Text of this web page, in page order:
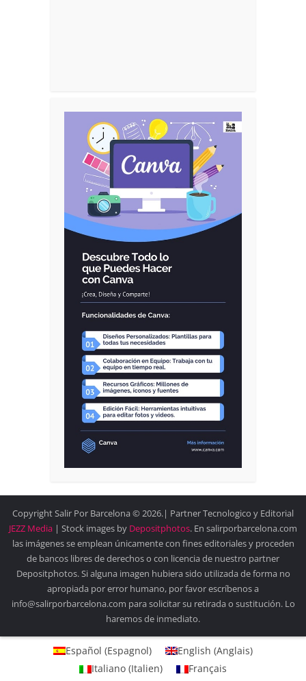
Copyright Salir Por Barcelona © 2026.| Partner Tecnologico y Editorial
JEZZ Media | Stock images by Depositphotos. En salirporbarcelona.com
las imágenes se emplean únicamente con fines editoriales y proceden
de bancos libres de derechos o con licencia de nuestro partner
Depositphotos. Si alguna imagen hubiera sido utilizada de forma no
apropiada por error humano, por favor escríbenos a
info@salirporbarcelona.com para solicitar su retirada o sustitución. Lo
haremos de inmediato.
Español (Espagnol) English (Anglais)
Italiano (Italien) Français